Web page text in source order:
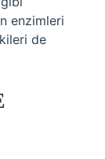
enzimleri
de